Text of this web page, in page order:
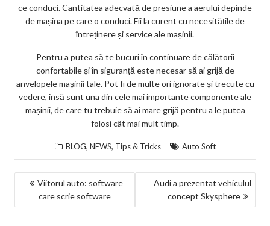
ce conduci. Cantitatea adecvată de presiune a aerului depinde
de mașina pe care o conduci. Fii la curent cu necesitățile de
întreținere și service ale mașinii.
Pentru a putea să te bucuri în continuare de călătorii
confortabile și în siguranță este necesar să ai grijă de
anvelopele mașinii tale. Pot fi de multe ori ignorate și trecute cu
vedere, însă sunt una din cele mai importante componente ale
mașinii, de care tu trebuie să ai mare grijă pentru a le putea
folosi cât mai mult timp.
BLOG, NEWS, Tips & Tricks Auto Soft
NAVIGARE
Viitorul auto: software
care scrie software
Audi a prezentat vehiculul
concept Skysphere